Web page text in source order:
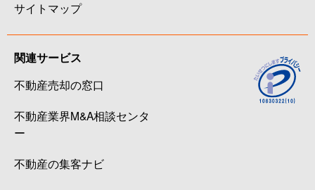
サイトマップ
関連サービス
不動産売却の窓口
不動産業界M&A相談センタ
ー
不動産の集客ナビ